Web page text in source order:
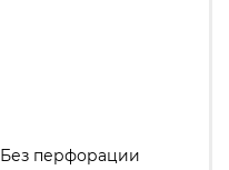
Без перфорации